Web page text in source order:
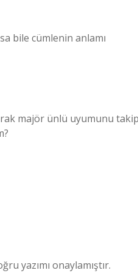
bile cümlenin anlamı
majör ünlü uyumunu takip
yazımı onaylamıştır.